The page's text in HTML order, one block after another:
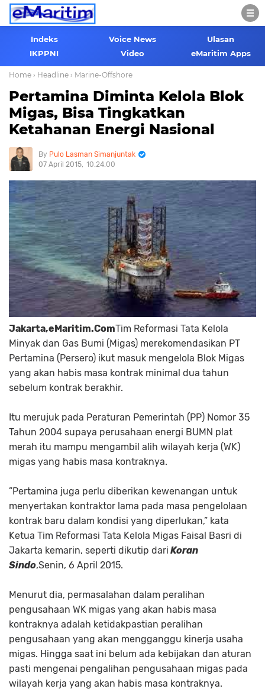
Indeks Voice News
Ulasan
IKPPNI
Video eMaritim Apps
Home › Headline › Marine-Offshore
Pertamina Diminta Kelola Blok
Migas, Bisa Tingkatkan
Ketahanan Energi Nasional
Pulo Lasman Simanjuntak
07 April 2015 10.24.00
Jakarta,eMaritim.ComTim Reformasi Tata Kelola
Minyak dan Gas Bumi (Migas) merekomendasikan PT
Pertamina (Persero) ikut masuk mengelola Blok Migas
yang akan habis masa kontrak minimal dua tahun
sebelum kontrak berakhir.
Itu merujuk pada Peraturan Pemerintah (PP) Nomor 35
Tahun 2004 supaya perusahaan energi BUMN plat
merah itu mampu mengambil alih wilayah kerja (WK)
migas yang habis masa kontraknya.
”Pertamina juga perlu diberikan kewenangan untuk
menyertakan kontraktor lama pada masa pengelolaan
kontrak baru dalam kondisi yang diperlukan,” kata
Ketua Tim Reformasi Tata Kelola Migas Faisal Basri di
Jakarta kemarin, seperti dikutip dari Koran
Sindo,Senin, 6 April 2015.
Menurut dia, permasalahan dalam peralihan
pengusahaan WK migas yang akan habis masa
kontraknya adalah ketidakpastian peralihan
pengusahaan yang akan mengganggu kinerja usaha
migas. Hingga saat ini belum ada kebijakan dan aturan
pasti mengenai pengalihan pengusahaan migas pada
wilayah kerja yang akan habis masa kontraknya.